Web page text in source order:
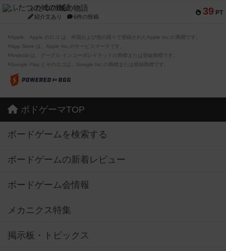
39 PT
ふたつの城の物語
紹介文あり 6件の投稿
※Apple、Apple のロゴ は、米国および他の国々で登録されたApple Inc.の商標です。
※App Store は、Apple Inc.のサービスマークです。
※Android は、グーグル インコーポレイテッドの商標または登録商標です。
※Google Play とそのロゴは、Google Inc.の商標または登録商標です。
ボドゲーマTOP
ボードゲームを検索する
ボードゲームの新着レビュー
ボードゲーム会情報
メカニクス特集
掲示板・トピックス